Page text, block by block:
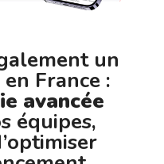
un
France :
avancée
équipes,